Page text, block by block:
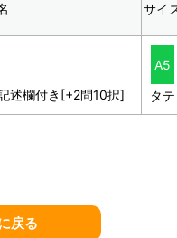
サイ
述欄付き[+2問10択]
A5
タテ
戻る